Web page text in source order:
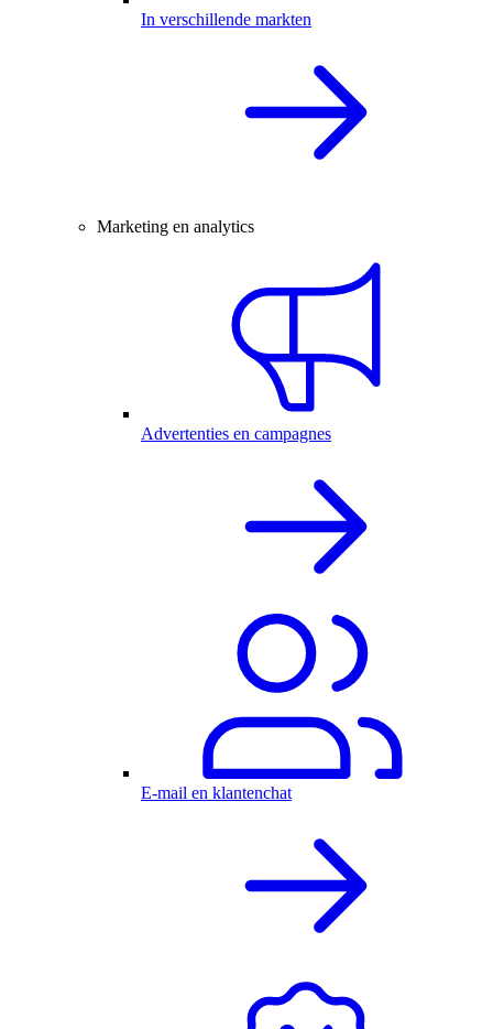
In verschillende markten
Marketing en analytics
Advertenties en campagnes
E-mail en klantenchat